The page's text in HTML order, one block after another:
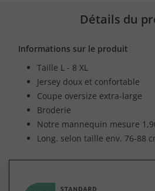
Détails du
Informations sur le produit
Taille L - 8 XL
Jersey doux et confortable
Coupe oversize extra-large
Broderie
Notre mannequin mesure
Long. selon taille env. 76-88